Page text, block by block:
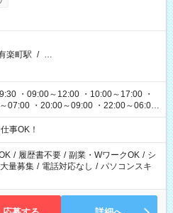
楽町駅 / …
・09:00～12:00 ・10:00～17:00 ・
07:00 ・20:00～09:00 ・22:00～06:00
事OK！
/ 履歴書不要 / 副業・WワークOK / シ
量募集 / 電話対応なし / パソコンスキ